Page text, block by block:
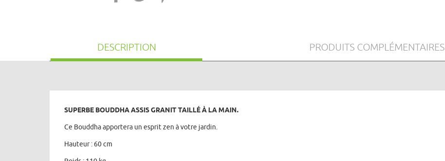
DESCRIPTION PRODUITS COMPLÉMENTAIRES
SUPERBE BOUDDHA ASSIS GRANIT TAILLÉ À LA MAIN.
Ce Bouddha apportera un esprit zen à votre jardin.
Hauteur : 60 cm